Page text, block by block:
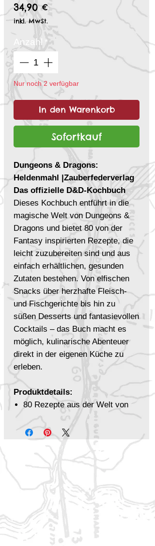
34,90 €Preis
inkl. MwSt.
Anzahl *
Nur noch 2 verfügbar
In den Warenkorb
Sofortkauf
Dungeons & Dragons:
Heldenmahl |Zauberfederverlag
Das offizielle D&D-Kochbuch
Dieses Kochbuch entführt in die
magische Welt von Dungeons &
Dragons und bietet 80 von der
Fantasy inspirierten Rezepte, die
leicht zuzubereiten sind und aus
einfach erhältlichen, gesunden
Zutaten bestehen. Von elfischen
Snacks über herzhafte Fleisch-
und Fischgerichte bis hin zu
süßen Desserts und fantasievollen
Cocktails – das Buch macht es
möglich, kulinarische Abenteuer
direkt in der eigenen Küche zu
erleben.
Produktdetails:
80 Rezepte aus der Welt von
Dungeons & Dragons
Von Profikoch entwickelt,
einfach nachzukochen
Gerichte für Snacks,
Hauptspeisen und Desserts
Verwendung gängiger Zutaten
und Maßeinheiten
Rezeptbeispiele: Elfenbrot,
Rinderschmorbraten aus
Amphail, Champignonsteaks
der Drow, Apfel-Brombeer-Pie